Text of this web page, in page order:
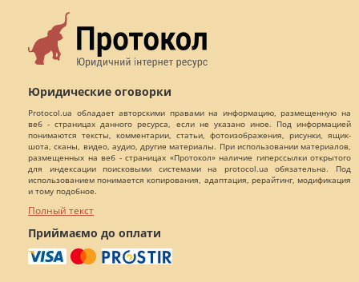
Юридические оговорки
Protocol.ua обладает авторскими правами на информацию, размещенную на
веб - страницах данного ресурса, если не указано иное. Под информацией
понимаются тексты, комментарии, статьи, фотоизображения, рисунки, ящик-
шота, сканы, видео, аудио, другие материалы. При использовании материалов,
размещенных на веб - страницах «Протокол» наличие гиперссылки открытого
для индексации поисковыми системами на protocol.ua обязательна. Под
использованием понимается копирования, адаптация, рерайтинг, модификация
и тому подобное.
Полный текст
Приймаємо до оплати